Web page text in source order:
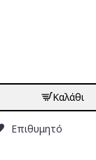
Καλάθι
Επιθυμητό